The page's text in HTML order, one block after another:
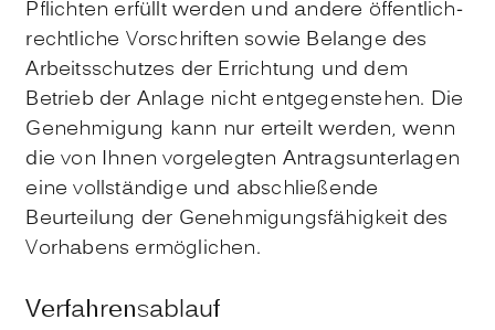
Pflichten erfüllt werden und andere öffentlich-
rechtliche Vorschriften sowie Belange des
Arbeitsschutzes der Errichtung und dem
Betrieb der Anlage nicht entgegenstehen. Die
Genehmigung kann nur erteilt werden, wenn
die von Ihnen vorgelegten Antragsunterlagen
eine vollständige und abschließende
Beurteilung der Genehmigungsfähigkeit des
Vorhabens ermöglichen.
Verfahrensablauf